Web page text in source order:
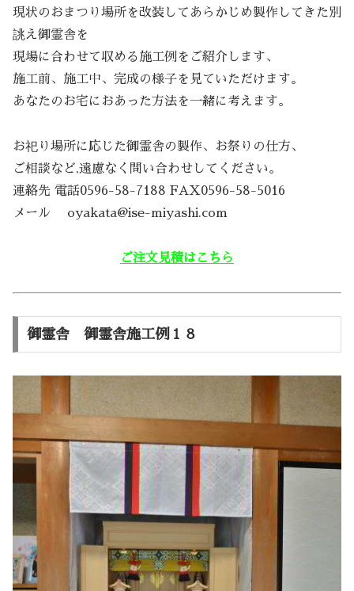
現状のおまつり場所を改装してあらかじめ製作してきた別
誂え御霊舎を
現場に合わせて収める施工例をご紹介します、
施工前、施工中、完成の様子を見ていただけます。
あなたのお宅におあった方法を一緒に考えます。
お祀り場所に応じた御霊舎の製作、お祭りの仕方、
ご相談など,遠慮なく問い合わせしてください。
連絡先 電話0596-58-7188 FAX0596-58-5016
メール oyakata@ise-miyashi.com
ご注文見積はこちら
御霊舎 御霊舎施工例１８